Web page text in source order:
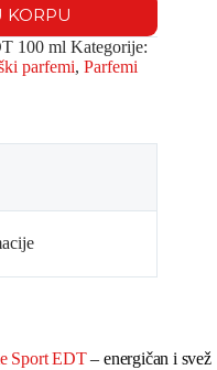
KORPU
100 ml Kategorije:
parfemi, Parfemi
Sport EDT– energičan i svež